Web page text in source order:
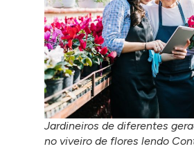
Jardineiros de diferentes
no viveiro de flores lendo